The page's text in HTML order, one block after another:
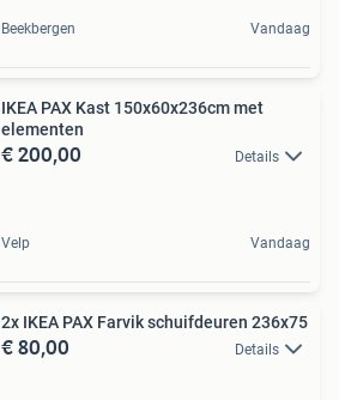
Beekbergen Vandaag
IKEA PAX Kast 150x60x236cm met
elementen
€ 200,00 Details
Velp Vandaag
2x IKEA PAX Farvik schuifdeuren 236x75
€ 80,00 Details